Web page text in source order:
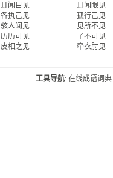
耳闻目见
耳闻眼见
各执己见
孤行己见
骇人闻见
见所不见
历历可见
了不可见
皮相之见
牵衣肘见
工具导航: 在线成语词典